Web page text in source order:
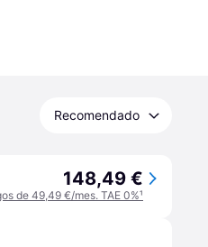
Recomendado
148,49 €
de 49,49 €/mes. TAE 0%¹